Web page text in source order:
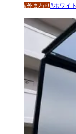
#外まわり #ホワイト